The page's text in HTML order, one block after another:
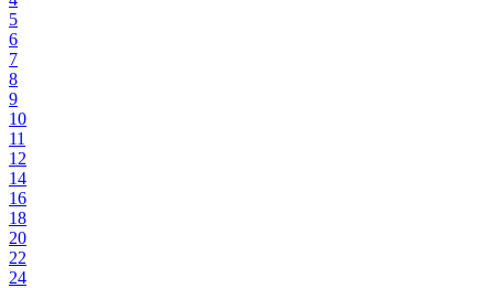
5
6
7
8
9
10
11
12
14
16
18
20
22
24